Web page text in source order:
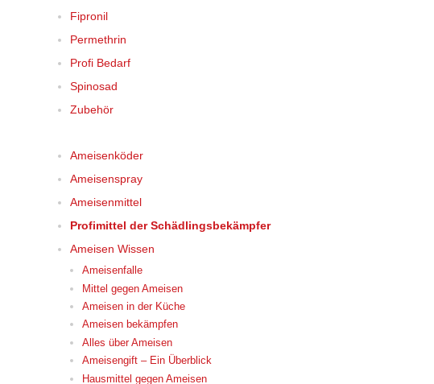
Fipronil
Permethrin
Profi Bedarf
Spinosad
Zubehör
Ameisenköder
Ameisenspray
Ameisenmittel
Profimittel der Schädlingsbekämpfer
Ameisen Wissen
Ameisenfalle
Mittel gegen Ameisen
Ameisen in der Küche
Ameisen bekämpfen
Alles über Ameisen
Ameisengift – Ein Überblick
Hausmittel gegen Ameisen